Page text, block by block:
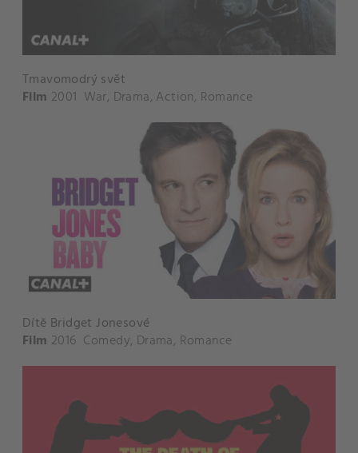
Tmavomodrý svět
Film 2001 War, Drama, Action, Romance
Dítě Bridget Jonesové
Film 2016 Comedy, Drama, Romance